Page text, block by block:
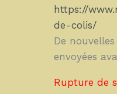
https://
de-colis/
De
envoyées
Rupture de